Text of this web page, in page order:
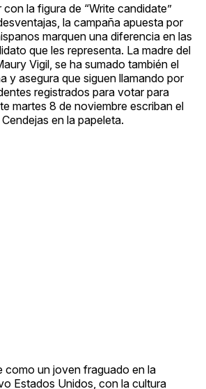
con la figura de “Write candidate”
la campaña apuesta por
marquen una diferencia en las
que les representa. La madre del
Vigil, se ha sumado también el
y asegura que siguen llamando por
registrados para votar para
martes 8 de noviembre escriban el
en la papeleta.
como un joven fraguado en la
Estados Unidos, con la cultura